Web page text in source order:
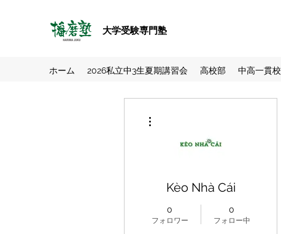
大学受験専門塾
ホーム 2026私立中3生夏期講習会 高校部 中高一貫校
Kèo Nhà Cái
0
フォロワー
0
フォロー中